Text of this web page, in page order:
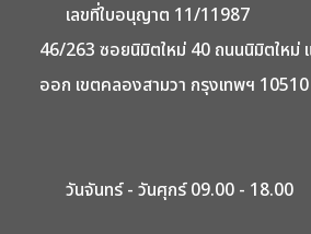
เลขที่ใบอนุญาต 11/11987
46/263 ซอยนิมิตใหม่ 40 ถนนนิมิตใหม่
ออก เขตคลองสามวา กรุงเทพฯ 10510
วันจันทร์ - วันศุกร์ 09.00 - 18.00